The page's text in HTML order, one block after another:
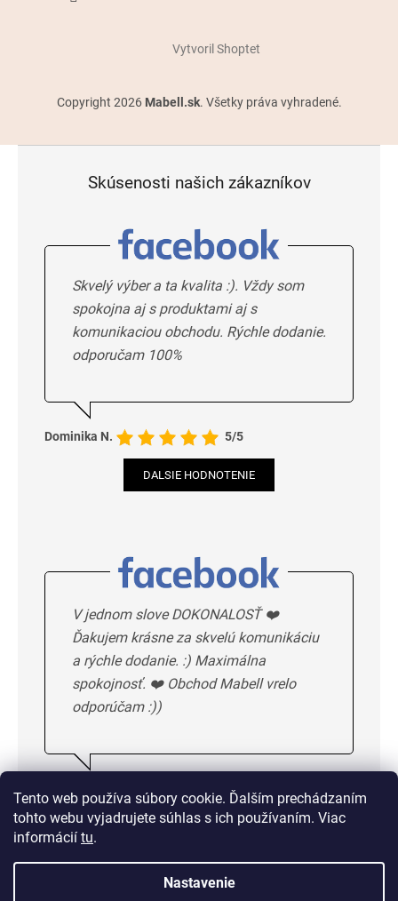
Tento web používa súbory cookie. Ďalším prechádzaním
tohto webu vyjadrujete súhlas s ich používaním. Viac
informácií tu.
Nastavenie
Vytvoril Shoptet
Copyright 2026 Mabell.sk. Všetky práva vyhradené.
Skúsenosti našich zákazníkov
Skvelý výber a ta kvalita :). Vždy som
spokojna aj s produktami aj s
komunikaciou obchodu. Rýchle dodanie.
odporučam 100%
Dominika N. 5/5
DALSIE HODNOTENIE
V jednom slove DOKONALOSŤ ❤️
Ďakujem krásne za skvelú komunikáciu
a rýchle dodanie. :) Maximálna
spokojnosť. ❤️ Obchod Mabell vrelo
odporúčam :))
DALSIE HODNOTENIE